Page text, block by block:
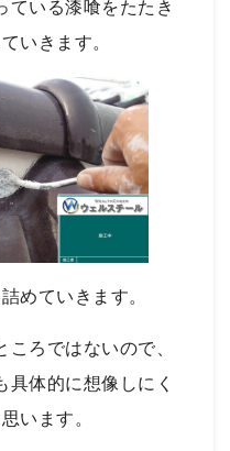
ている漆喰をたたき
いきます。
めていきます。
ろではないので、
具体的に想像しにく
います。